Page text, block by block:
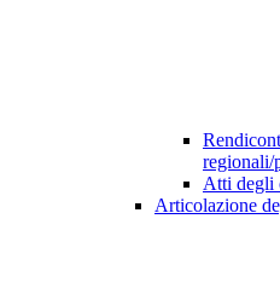
regionali/
Atti degli
Articolazione